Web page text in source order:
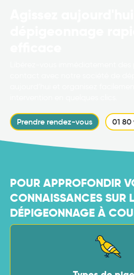
Prendre rendez-vous 01 80
POUR APPROFONDIR
CONNAISSANCES SUR
DÉPIGEONNAGE À